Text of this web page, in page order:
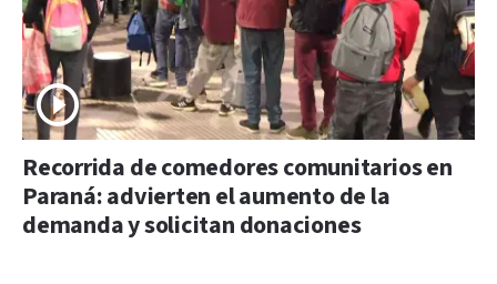
Recorrida de comedores comunitarios en
Paraná: advierten el aumento de la
demanda y solicitan donaciones